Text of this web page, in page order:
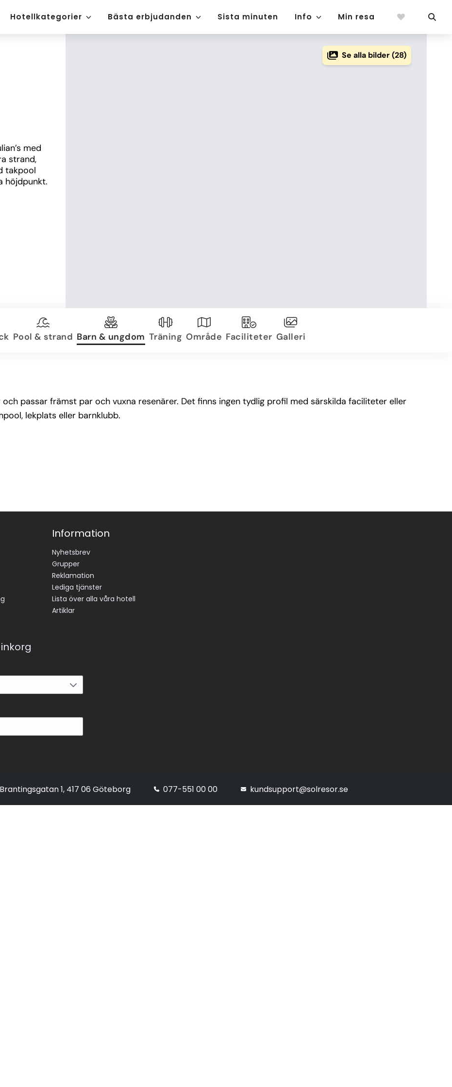
Hotellkategorier Bästa erbjudanden Sista minuten Info Min resa
med
strand,
takpool
höjdpunkt.
Se alla bilder (28)
Pool & strand Barn & ungdom Träning Område Faciliteter Galleri
passar främst par och vuxna resenärer. Det finns ingen tydlig profil med särskilda faciliteter eller
lekplats eller barnklubb.
Information
Nyhetsbrev
Grupper
Reklamation
Lediga tjänster
Lista över alla våra hotell
Artiklar
1, 417 06 Göteborg 077-551 00 00 kundsupport@solresor.se